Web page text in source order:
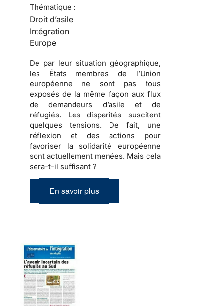
Thématique :
Droit d’asile
Intégration
Europe
De par leur situation géographique,
les États membres de l’Union
européenne ne sont pas tous
exposés de la même façon aux flux
de demandeurs d’asile et de
réfugiés. Les disparités suscitent
quelques tensions. De fait, une
réflexion et des actions pour
favoriser la solidarité européenne
sont actuellement menées. Mais cela
sera-t-il suffisant ?
En savoir plus